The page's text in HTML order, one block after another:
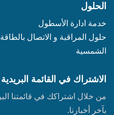
الحلول
خدمة ادارة الأسطول‬‬
حلول المراقبة و الاتصال بالطاقة
الشمسية
الاشتراك في القائمة البريدية
من خلال اشتراكك في قائمتنا
بآخر أخبارنا.